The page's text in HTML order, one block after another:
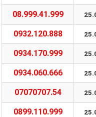
08.999.41.999
0932.120.888
0934.170.999
0934.060.666
07070707.54
0899.110.999